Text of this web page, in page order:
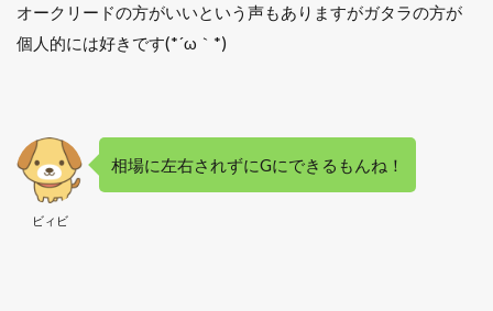
オークリードの方がいいという声もありますがガタラの方が
個人的には好きです(*´ω｀*)
ビィビ
相場に左右されずにGにできるもんね！